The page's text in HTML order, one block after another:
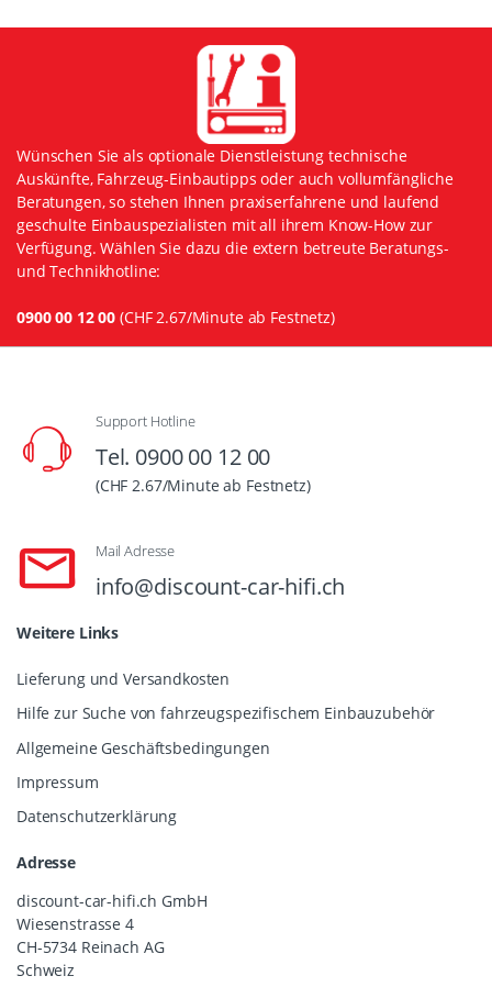
Wünschen Sie als optionale Dienstleistung technische
Auskünfte, Fahrzeug-Einbautipps oder auch vollumfängliche
Beratungen, so stehen Ihnen praxiserfahrene und laufend
geschulte Einbauspezialisten mit all ihrem Know-How zur
Verfügung. Wählen Sie dazu die extern betreute Beratungs-
und Technikhotline:
0900 00 12 00 (CHF 2.67/Minute ab Festnetz)
Support Hotline
Tel. 0900 00 12 00
(CHF 2.67/Minute ab Festnetz)
Mail Adresse
info@discount-car-hifi.ch
Weitere Links
Lieferung und Versandkosten
Hilfe zur Suche von fahrzeugspezifischem Einbauzubehör
Allgemeine Geschäftsbedingungen
Impressum
Datenschutzerklärung
Adresse
discount-car-hifi.ch GmbH
Wiesenstrasse 4
CH-5734 Reinach AG
Schweiz